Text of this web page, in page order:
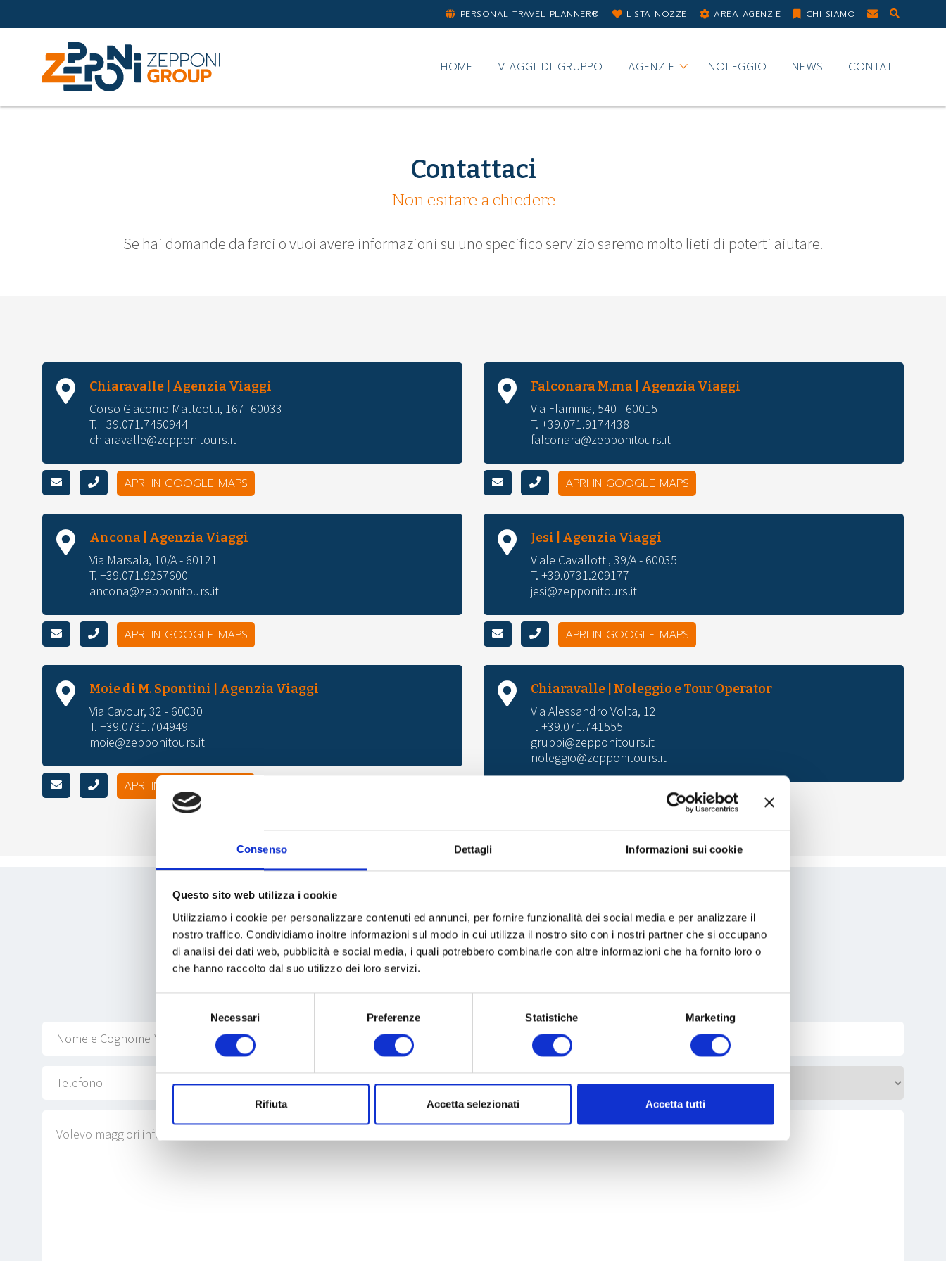
Consenso Dettagli Informazioni sui cookie
Questo sito web utilizza i cookie
Utilizziamo i cookie per personalizzare contenuti ed annunci, per fornire funzionalità dei social media e per analizzare il
nostro traffico. Condividiamo inoltre informazioni sul modo in cui utilizza il nostro sito con i nostri partner che si occupano
di analisi dei dati web, pubblicità e social media, i quali potrebbero combinarle con altre informazioni che ha fornito loro o
che hanno raccolto dal suo utilizzo dei loro servizi.
consenso
Necessari Preferenze Statistiche Marketing
Rifiuta Accetta selezionati Accetta tutti
PERSONAL TRAVEL PLANNER® LISTA NOZZE AREA AGENZIE CHI SIAMO
HOME VIAGGI DI GRUPPO AGENZIE NOLEGGIO NEWS CONTATTI
Contattaci
Non esitare a chiedere
Se hai domande da farci o vuoi avere informazioni su uno specifico servizio saremo molto lieti di poterti aiutare.
Chiaravalle | Agenzia Viaggi
Corso Giacomo Matteotti, 167- 60033
T. +39.071.7450944
chiaravalle@zepponitours.it
APRI IN GOOGLE MAPS
Falconara M.ma | Agenzia Viaggi
Via Flaminia, 540 - 60015
T. +39.071.9174438
falconara@zepponitours.it
APRI IN GOOGLE MAPS
Ancona | Agenzia Viaggi
Via Marsala, 10/A - 60121
T. +39.071.9257600
ancona@zepponitours.it
APRI IN GOOGLE MAPS
Jesi | Agenzia Viaggi
Viale Cavallotti, 39/A - 60035
T. +39.0731.209177
jesi@zepponitours.it
APRI IN GOOGLE MAPS
Moie di M. Spontini | Agenzia Viaggi
Via Cavour, 32 - 60030
T. +39.0731.704949
moie@zepponitours.it
APRI IN GOOGLE MAPS
Chiaravalle | Noleggio e Tour Operator
Via Alessandro Volta, 12
T. +39.071.741555
gruppi@zepponitours.it
noleggio@zepponitours.it
APRI IN GOOGLE MAPS
Scrivici
Compila il modulo per essere ricontattato